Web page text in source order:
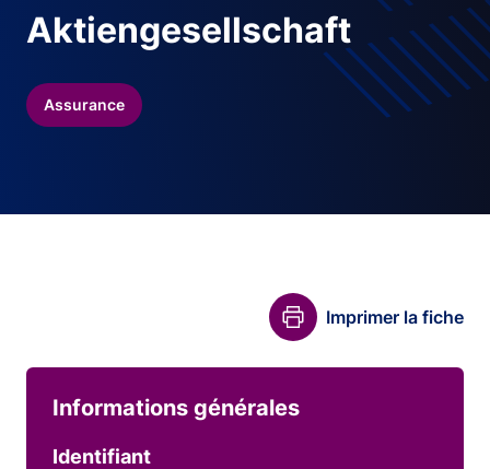
Aktiengesellschaft
Assurance
Imprimer la fiche
Informations générales
Identifiant